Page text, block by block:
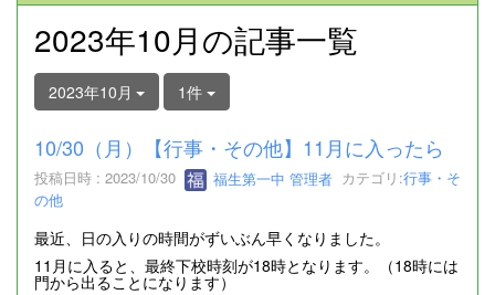
2023年10月の記事一覧
2023年10月 1件
10/30（月）【行事・その他】11月に入ったら
投稿日時 : 2023/10/30 福生第一中 管理者 カテゴリ:行事・そ
の他
最近、日の入りの時間がずいぶん早くなりました。
11月に入ると、最終下校時刻が18時となります。（18時には
門から出ることになります）